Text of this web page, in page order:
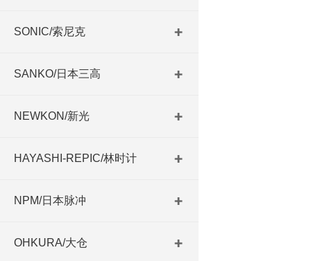
SONIC/索尼克
SANKO/日本三高
NEWKON/新光
HAYASHI-REPIC/林时计
NPM/日本脉冲
OHKURA/大仓